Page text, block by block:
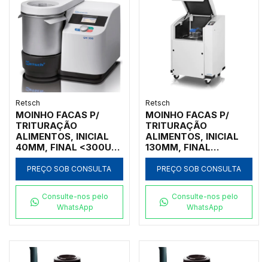
Retsch
MOINHO FACAS P/
TRITURAÇÃO
ALIMENTOS, INICIAL
40MM, FINAL <300UM,
VASO PLÁSTICO 5L,
FACA AÇO INOX, 220V
PREÇO SOB CONSULTA
Consulte-nos pelo
WhatsApp
Retsch
MOINHO FACAS P/
TRITURAÇÃO
ALIMENTOS, INICIAL
130MM, FINAL
<300UM, VASO
PLÁSTICO 5L, FACA
AÇO INOX, 220V
PREÇO SOB CONSULTA
Consulte-nos pelo
WhatsApp